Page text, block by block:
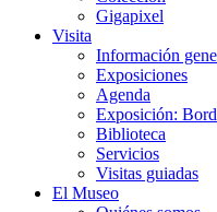
Gigapixel
Visita
Información
Exposiciones
Agenda
Exposición:
Biblioteca
Servicios
Visitas guiadas
El Museo